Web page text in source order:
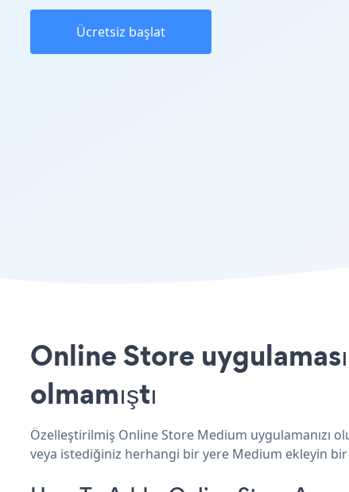
Ücretsiz başlat
Online Store
olmamıştı
Özelleştirilmiş Online Store Medium uygulamanızı
veya istediğiniz herhangi bir yere Medium ekleyin